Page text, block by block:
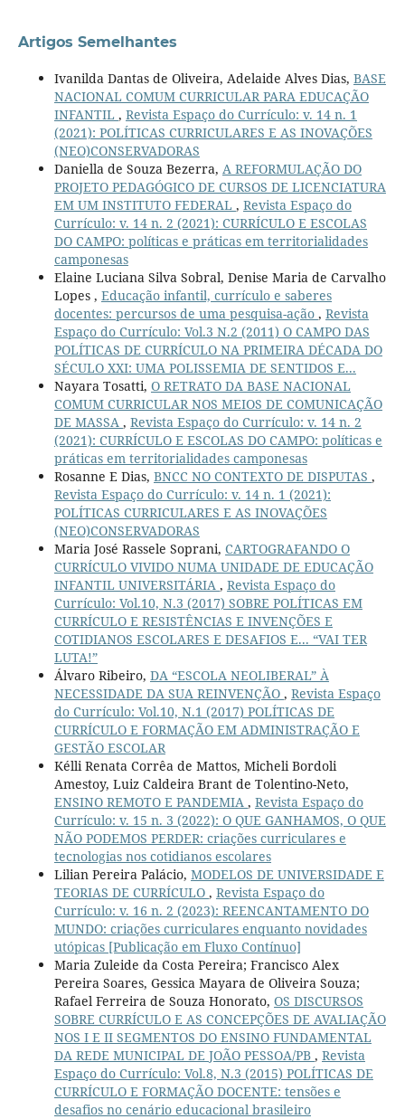
Artigos Semelhantes
Ivanilda Dantas de Oliveira, Adelaide Alves Dias, BASE
NACIONAL COMUM CURRICULAR PARA EDUCAÇÃO
INFANTIL , Revista Espaço do Currículo: v. 14 n. 1
(2021): POLÍTICAS CURRICULARES E AS INOVAÇÕES
(NEO)CONSERVADORAS
Daniella de Souza Bezerra, A REFORMULAÇÃO DO
PROJETO PEDAGÓGICO DE CURSOS DE LICENCIATURA
EM UM INSTITUTO FEDERAL , Revista Espaço do
Currículo: v. 14 n. 2 (2021): CURRÍCULO E ESCOLAS
DO CAMPO: políticas e práticas em territorialidades
camponesas
Elaine Luciana Silva Sobral, Denise Maria de Carvalho
Lopes , Educação infantil, currículo e saberes
docentes: percursos de uma pesquisa-ação , Revista
Espaço do Currículo: Vol.3 N.2 (2011) O CAMPO DAS
POLÍTICAS DE CURRÍCULO NA PRIMEIRA DÉCADA DO
SÉCULO XXI: UMA POLISSEMIA DE SENTIDOS E...
Nayara Tosatti, O RETRATO DA BASE NACIONAL
COMUM CURRICULAR NOS MEIOS DE COMUNICAÇÃO
DE MASSA , Revista Espaço do Currículo: v. 14 n. 2
(2021): CURRÍCULO E ESCOLAS DO CAMPO: políticas e
práticas em territorialidades camponesas
Rosanne E Dias, BNCC NO CONTEXTO DE DISPUTAS ,
Revista Espaço do Currículo: v. 14 n. 1 (2021):
POLÍTICAS CURRICULARES E AS INOVAÇÕES
(NEO)CONSERVADORAS
Maria José Rassele Soprani, CARTOGRAFANDO O
CURRÍCULO VIVIDO NUMA UNIDADE DE EDUCAÇÃO
INFANTIL UNIVERSITÁRIA , Revista Espaço do
Currículo: Vol.10, N.3 (2017) SOBRE POLÍTICAS EM
CURRÍCULO E RESISTÊNCIAS E INVENÇÕES E
COTIDIANOS ESCOLARES E DESAFIOS E... “VAI TER
LUTA!”
Álvaro Ribeiro, DA “ESCOLA NEOLIBERAL” À
NECESSIDADE DA SUA REINVENÇÃO , Revista Espaço
do Currículo: Vol.10, N.1 (2017) POLÍTICAS DE
CURRÍCULO E FORMAÇÃO EM ADMINISTRAÇÃO E
GESTÃO ESCOLAR
Kélli Renata Corrêa de Mattos, Micheli Bordoli
Amestoy, Luiz Caldeira Brant de Tolentino-Neto,
ENSINO REMOTO E PANDEMIA , Revista Espaço do
Currículo: v. 15 n. 3 (2022): O QUE GANHAMOS, O QUE
NÃO PODEMOS PERDER: criações curriculares e
tecnologias nos cotidianos escolares
Lilian Pereira Palácio, MODELOS DE UNIVERSIDADE E
TEORIAS DE CURRÍCULO , Revista Espaço do
Currículo: v. 16 n. 2 (2023): REENCANTAMENTO DO
MUNDO: criações curriculares enquanto novidades
utópicas [Publicação em Fluxo Contínuo]
Maria Zuleide da Costa Pereira; Francisco Alex
Pereira Soares, Gessica Mayara de Oliveira Souza;
Rafael Ferreira de Souza Honorato, OS DISCURSOS
SOBRE CURRÍCULO E AS CONCEPÇÕES DE AVALIAÇÃO
NOS I E II SEGMENTOS DO ENSINO FUNDAMENTAL
DA REDE MUNICIPAL DE JOÃO PESSOA/PB , Revista
Espaço do Currículo: Vol.8, N.3 (2015) POLÍTICAS DE
CURRÍCULO E FORMAÇÃO DOCENTE: tensões e
desafios no cenário educacional brasileiro